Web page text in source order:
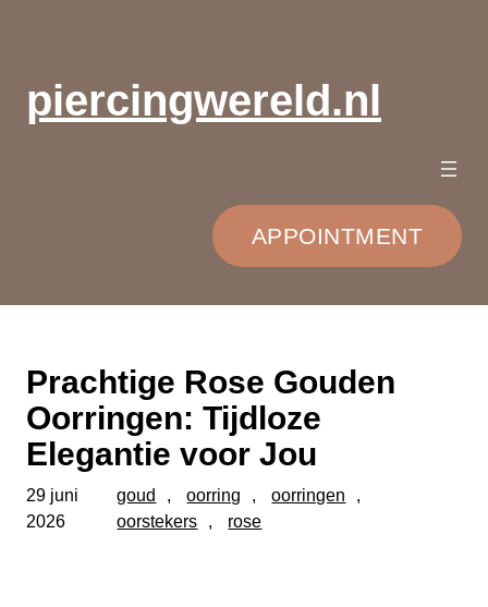
inhoudpiercingwereld.nl
APPOINTMENT
Prachtige Rose Gouden
Oorringen: Tijdloze
Elegantie voor Jou
29 juni
2026
goud , oorring , oorringen
oorstekers
, rose